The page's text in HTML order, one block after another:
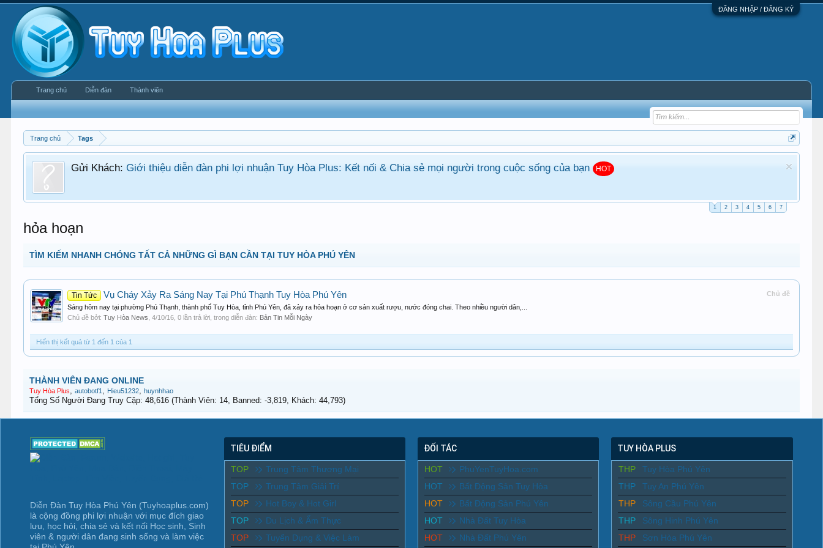
ĐĂNG NHẬP / ĐĂNG KÝ
Trang chủ Tags
Gửi Khách:Giới thiệu diễn đàn phi lợi nhuận Tuy Hòa Plus: Kết nối & Chia sẻ mọi người trong cuộc sống của bạn HOT
1 2 3 4 5 6 7
hỏa hoạn
TÌM KIẾM NHANH CHÓNG TẤT CẢ NHỮNG GÌ BẠN CẦN TẠI TUY HÒA PHÚ YÊN
Chủ đề
Tin Tức Vụ Cháy Xảy Ra Sáng Nay Tại Phú Thạnh Tuy Hòa Phú Yên
Sáng hôm nay tại phường Phú Thạnh, thành phố Tuy Hòa, tỉnh Phú Yên, đã xảy ra hỏa hoạn ở cơ sản xuất rượu, nước đóng chai. Theo nhiều người dân,...
Chủ đề bởi:Tuy Hòa News ,4/10/16 , 0 lần trả lời, trong diễn đàn: Bản Tin Mỗi Ngày
Hiển thị kết quả từ 1 đến 1 của 1
THÀNH VIÊN ĐANG ONLINE
Tuy Hòa Plus,autobotf1 , Hieu51232,huynhhao
Tổng Số Người Đang Truy Cập: 48,616 (Thành Viên: 14, Banned: -3,819, Khách: 44,793)
Trang chủ Diễn đàn Thành viên
Diễn Đàn Tuy Hòa Phú Yên (Tuyhoaplus.com)
là cộng đồng phi lợi nhuận với mục đích giao
lưu, học hỏi, chia sẻ và kết nối Học sinh, Sinh
viên & người dân đang sinh sống và làm việc
TIÊU ĐIỂM
TOP
Trung Tâm Thương Mại
TOP
Trung Tâm Giải Trí
TOP
Hot Boy & Hot Girl
TOP
Du Lịch & Ẩm Thực
TOP
Tuyển Dụng & Việc Làm
ĐỐI TÁC
HOT
PhuYenTuyHoa.com
HOT
Bất Động Sản Tuy Hòa
HOT
Bất Động Sản Phú Yên
HOT
Nhà Đất Tuy Hòa
HOT
Nhà Đất Phú Yên
TUY HÒA PLUS
THP
Tuy Hòa Phú Yên
THP
Tuy An Phú Yên
THP
Sông Cầu Phú Yên
THP
Sông Hinh Phú Yên
THP
Sơn Hòa Phú Yên